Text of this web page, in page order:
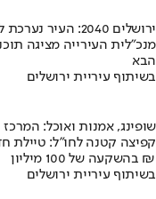
ירושלים 2040: העיר נערכת ל- 1.5 מליון תושבים
מנכ"לית העירייה מציגה
הבא
בשיתוף עיריית ירושלים
שופינג, אמנות ואוכל:
קפיצה קטנה לחו"ל: טיילת
בהשקעה של 100 מיליון ₪
בשיתוף עיריית ירושלים